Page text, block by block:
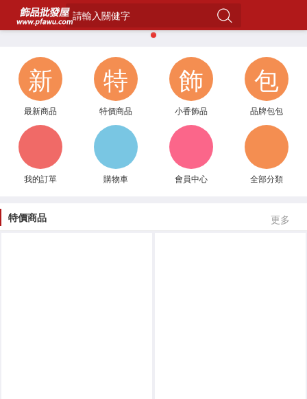
請輸入關健字
新
最新商品
特
特價商品
飾
小香飾品
包
品牌包包
我的訂單 購物車 會員中心 全部分類
特價商品 更多